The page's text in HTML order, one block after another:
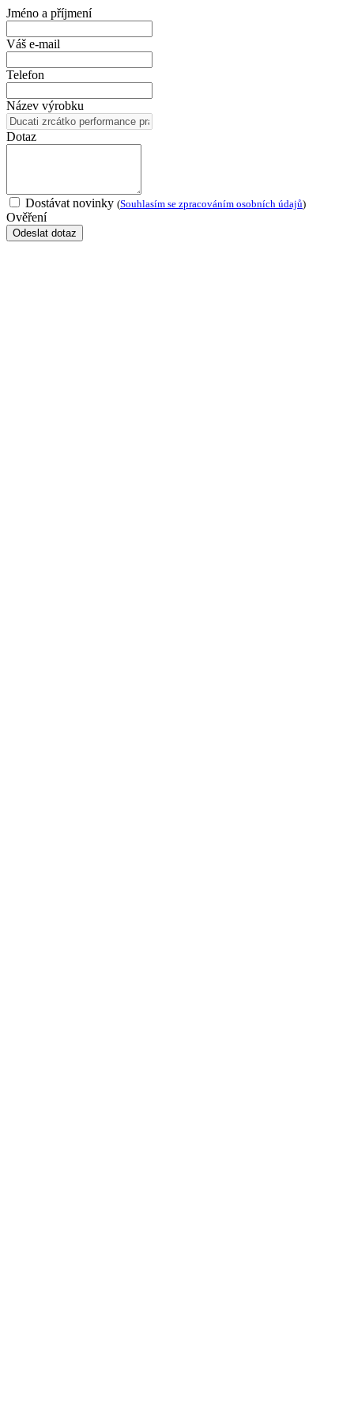
Jméno a příjmení
Váš e-mail
Telefon
Název výrobku
Dotaz
Dostávat novinky (Souhlasím se zpracováním osobních údajů)
Ověření